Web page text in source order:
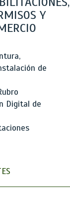
Y
de
Digital de